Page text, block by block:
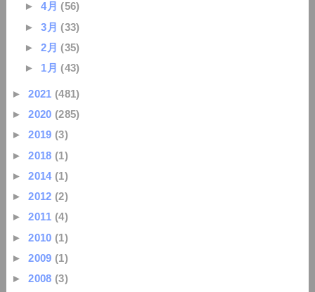
►4月 (56)
►3月 (33)
►2月 (35)
► 1月 (43)
►2021 (481)
►2020 (285)
►2019 (3)
►2018 (1)
►2014 (1)
►2012 (2)
►2011 (4)
►2010 (1)
►2009 (1)
►2008 (3)